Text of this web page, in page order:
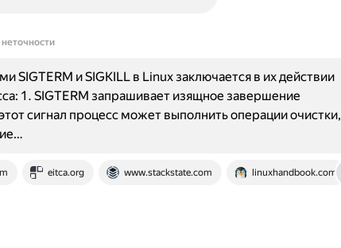
eitca.org www.stackstate.com linuxhandbook.com
SIGTERM и SIGKILL в Linux заключается в их действии
1. SIGTERM запрашивает изящное завершение
сигнал процесс может выполнить операции очистки,